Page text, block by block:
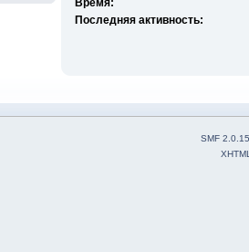
Время:
Последняя активность:
SMF 2.0.15